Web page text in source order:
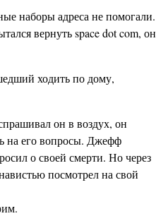
наборы адреса не помогали.
вернуть space dot com, он
ходить по дому,
он в воздух, он
на его вопросы. Джефф
о своей смерти. Но через
посмотрел на свой